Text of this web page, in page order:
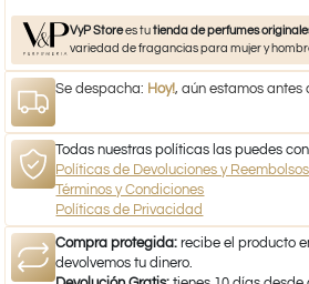
VyP Storees tutienda de perfumes
variedad de fragancias para mujer y
Se despacha: Hoy!, aún estamos antes
Todas nuestras políticas las puedes
Políticas de Devoluciones y Reembolsos
Términos y Condiciones
Políticas de Privacidad
Compra protegida: recibe el producto
devolvemos tu dinero.